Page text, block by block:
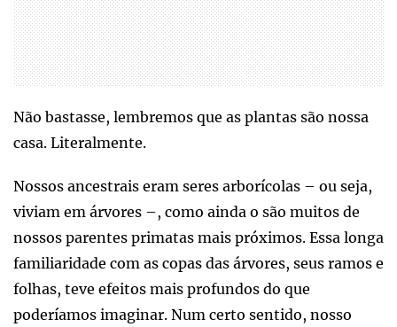
Não bastasse, lembremos que as plantas são nossa
casa. Literalmente.
Nossos ancestrais eram seres arborícolas – ou seja,
viviam em árvores –, como ainda o são muitos de
nossos parentes primatas mais próximos. Essa longa
familiaridade com as copas das árvores, seus ramos e
folhas, teve efeitos mais profundos do que
poderíamos imaginar. Num certo sentido, nosso